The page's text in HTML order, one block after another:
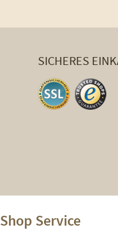
SICHERES
Shop Service